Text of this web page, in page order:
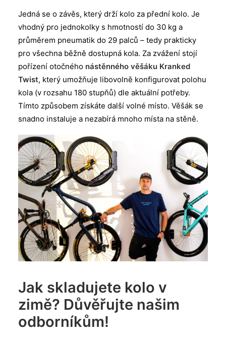
Jedná se o závěs, který drží kolo za přední kolo. Je
vhodný pro jednokolky s hmotností do 30 kg a
průměrem pneumatik do 29 palců – tedy prakticky
pro všechna běžně dostupná kola. Za zvážení stojí
pořízení otočného nástěnného věšáku Kranked
Twist, který umožňuje libovolně konfigurovat polohu
kola (v rozsahu 180 stupňů) dle aktuální potřeby.
Tímto způsobem získáte další volné místo. Věšák se
snadno instaluje a nezabírá mnoho místa na stěně.
Jak skladujete kolo v
zimě? Důvěřujte našim
odborníkům!